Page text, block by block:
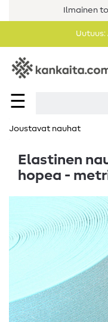
Ilmainen
Uutuus:
☰
Joustavat nauhat
Elastinen
hopea -